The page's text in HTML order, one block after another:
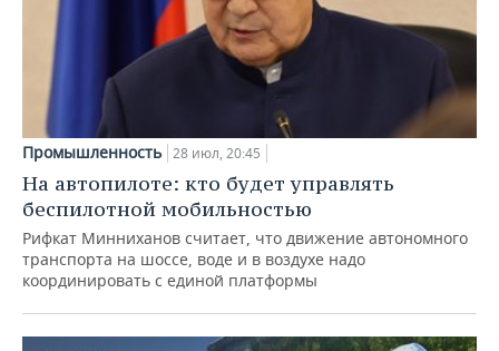
Промышленность 28 июл, 20:45
На автопилоте: кто будет управлять
беспилотной мобильностью
Рифкат Минниханов считает, что движение автономного
транспорта на шоссе, воде и в воздухе надо
координировать с единой платформы